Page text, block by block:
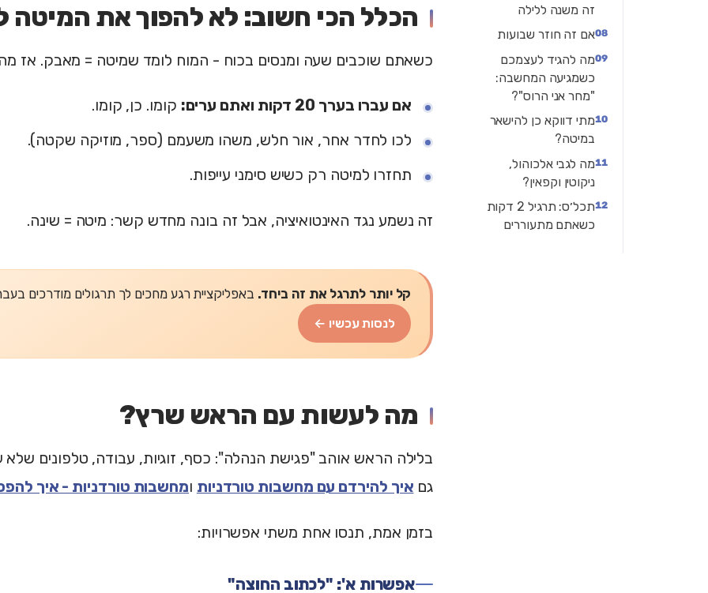
זה משנה ללילה
אם זה חוזר שבועות
מה להגיד לעצמכם
כשמגיעה המחשבה:
"מחר אני הרוס"?
מתי דווקא כן להישאר
במיטה?
מה לגבי אלכוהול,
ניקוטין וקפאין?
תכל׳ס: תרגיל 2 דקות
כשאתם מתעוררים
הכלל הכי חשוב: לא להפוך את המיטה
כשאתם שוכבים שעה ומנסים בכוח - המוח לומד שמיטה = מאבק. אז
אם עברו בערך 20 דקות ואתם ערים:
קומו. כן, קומו.
לכו לחדר אחר, אור חלש, משהו משעמם (ספר, מוזיקה שקטה).
תחזרו למיטה רק כשיש סימני עייפות.
זה נשמע נגד האינטואיציה, אבל זה בונה מחדש קשר: מיטה = שינה.
קל יותר לתרגל את זה ביחד. באפליקציית רגע מחכים לך תרגולים מודרכים בעברית של 2-5
לנסות עכשיו ←
מה לעשות עם הראש שרץ?
בלילה הראש אוהב "פגישת הנהלה": כסף, זוגיות, עבודה, טלפונים
גם איך להירדם עם מחשבות טורדניות ומחשבות טורדניות - איך
בזמן אמת, תנסו אחת משתי אפשרויות:
אפשרות א': "לכתוב החוצה"